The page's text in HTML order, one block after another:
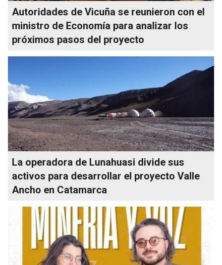
Autoridades de Vicuña se reunieron con el
ministro de Economía para analizar los
próximos pasos del proyecto
La operadora de Lunahuasi divide sus
activos para desarrollar el proyecto Valle
Ancho en Catamarca